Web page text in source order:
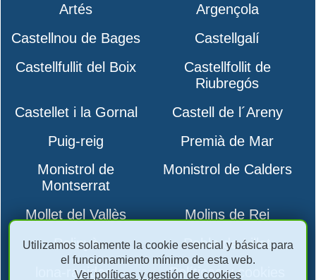
Artés
Argençola
Castellnou de Bages
Castellgalí
Castellfullit del Boix
Castellfollit de
Riubregós
Castellet i la Gornal
Castell de l´Areny
Puig-reig
Premià de Mar
Monistrol de
Montserrat
Monistrol de Calders
Mollet del Vallès
Molins de Rei
Polinyà
Pobla de Lillet
lona-rapidas-
Políticas y cookies
Utilizamos solamente la cookie esencial y básica para
el funcionamiento mínimo de esta web.
Ver políticas y gestión de cookies